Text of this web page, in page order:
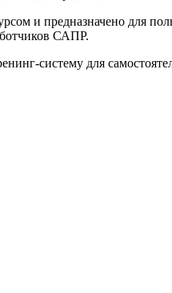
и предназначено для
САПР.
систему для